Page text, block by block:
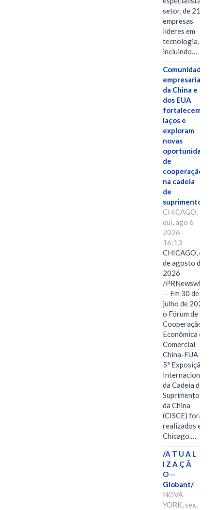
setor, de 21
empresas
líderes em
tecnologia,
incluindo…
Comunidades
empresariais
da China e
dos EUA
fortalecem
laços e
exploram
novas
oportunidades
de
cooperação
na cadeia
de
suprimentos.
CHICAGO,
qui, ago 6
2026
16:13
CHICAGO, 6
de agosto de
2026
/PRNewswire/
-- Em 30 de
julho de 2026,
o Fórum de
Cooperação
Econômica e
Comercial
China-EUA e a
5ª Exposição
Internacional
da Cadeia de
Suprimentos
da China
(CISCE) foram
realizados em
Chicago.…
/A T U A L
I Z A Ç Ã
O --
Globant/
NOVA
YORK, sex,